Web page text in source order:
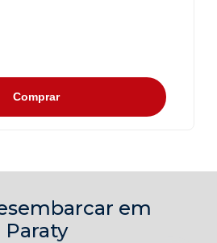
Comprar
em
Paraty